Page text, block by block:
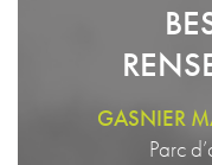
GASNIER
Parc